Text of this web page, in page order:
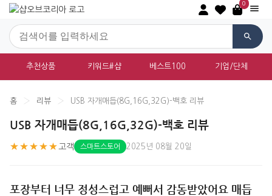
0
추천상품 키워드#샵 베스트100 기업/단체
홈 › 리뷰 › USB 자개매듭(8G,16G,32G)-백호 리뷰
USB 자개매듭(8G,16G,32G)-백호 리뷰
★★★★★ 고객 스마트스토어 2025년 08월 20일
포장부터 너무 정성스럽고 예뻐서 감동받았어요 매듭